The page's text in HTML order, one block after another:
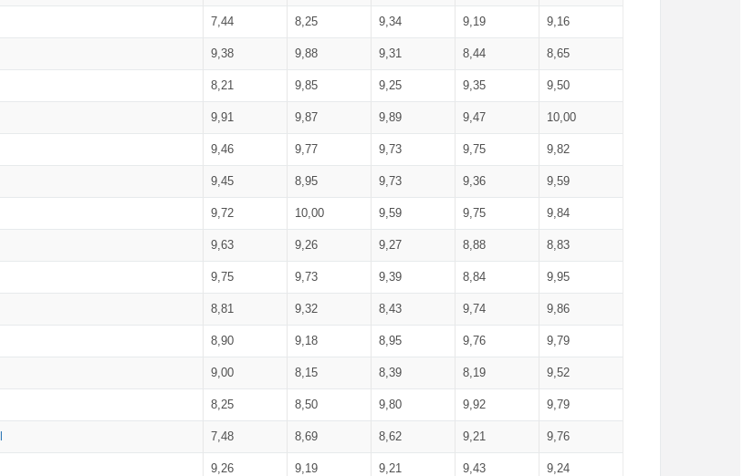
7,44 8,25 9,34 9,19 9,16
9,38 9,88 9,31 8,44 8,65
8,21 9,85 9,25 9,35 9,50
9,91 9,87 9,89 9,47 10,00
9,46 9,77 9,73 9,75 9,82
9,45 8,95 9,73 9,36 9,59
9,72 10,00 9,59 9,75 9,84
9,63 9,26 9,27 8,88 8,83
9,75 9,73 9,39 8,84 9,95
8,81 9,32 8,43 9,74 9,86
8,90 9,18 8,95 9,76 9,79
9,00 8,15 8,39 8,19 9,52
8,25 8,50 9,80 9,92 9,79
7,48 8,69 8,62 9,21 9,76
9,26 9,19 9,21 9,43 9,24